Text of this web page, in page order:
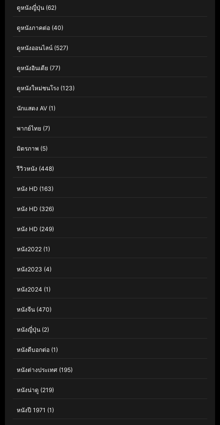
ดูหนังญี่ปุ่น (62)
ดูหนังภาคต่อ (40)
ดูหนังออนไลน์ (527)
ดูหนังอินเดีย (77)
ดูหนังใหม่ชนโรง (123)
นักแสดง AV (1)
พากย์ไทย (7)
มิตรภาพ (5)
รีวิวหนัง (448)
หนัง HD (163)
หนัง HD (326)
หนัง HD (249)
หนัง2022 (1)
หนัง2023 (4)
หนัง2024 (1)
หนังจีน (470)
หนังญี่ปุ่น (2)
หนังดีบอกต่อ (1)
หนังต่างประเทศ (195)
หนังน่าดู (219)
หนังปี 1971 (1)